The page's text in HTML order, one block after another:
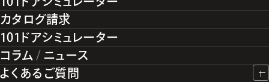
カタログ請求
101ドアシミュレーター
コラム /ニュース
よくあるご質問